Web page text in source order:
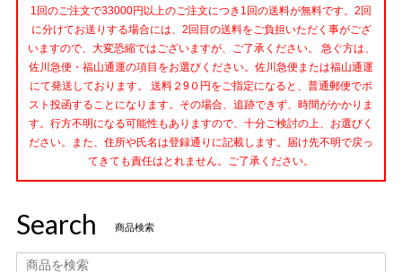
1回のご注文で33000円以上のご注文につき1回の送料が無料です。2回
に分けてお送りする場合には、2回目の送料をご負担いただく事がござ
いますので、大変恐縮ではございますが、ご了承ください。 急ぐ方は、
佐川急便・福山通運の項目をお選びください。佐川急便または福山通運
にて発送しております。 送料２9０円をご指定になると、普通郵便でポ
スト投函することになります。その場合、追跡できず、時間がかかりま
す。行方不明になる可能性もありますので、十分ご検討の上、お選びく
ださい。また、住所や氏名は登録通りに記載します。届け先不明で戻っ
てきても責任はとれません。ご了承ください。
Search 商品検索